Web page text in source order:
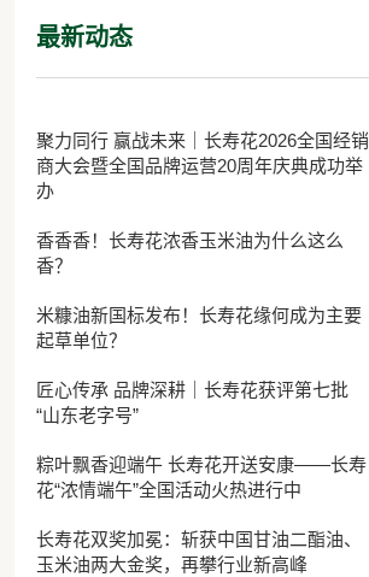
最新动态
聚力同行 赢战未来｜长寿花2026全国经销
商大会暨全国品牌运营20周年庆典成功举
办
香香香！长寿花浓香玉米油为什么这么
香？
米糠油新国标发布！长寿花缘何成为主要
起草单位？
匠心传承 品牌深耕｜长寿花获评第七批
“山东老字号”
粽叶飘香迎端午 长寿花开送安康——长寿
花“浓情端午”全国活动火热进行中
长寿花双奖加冕：斩获中国甘油二酯油、
玉米油两大金奖，再攀行业新高峰